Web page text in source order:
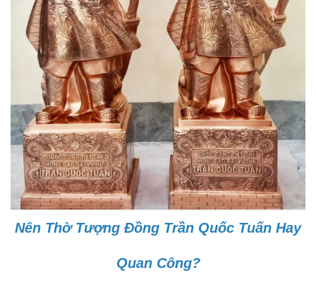
Nên Thờ Tượng Đồng Trần Quốc Tuấn Hay
Quan Công?